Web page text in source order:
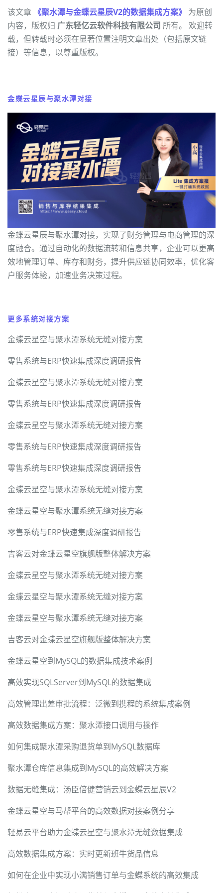
该文章 《聚水潭与金蝶云星辰V2的数据集成方案》 为原创
内容，版权归 广东轻亿云软件科技有限公司 所有。 欢迎转
载，但转载时必须在显著位置注明文章出处（包括原文链
接）等信息，以尊重版权。
金蝶云星辰与聚水潭对接
金蝶云星辰与聚水潭对接，实现了财务管理与电商管理的深
度融合。通过自动化的数据流转和信息共享，企业可以更高
效地管理订单、库存和财务，提升供应链协同效率，优化客
户服务体验，加速业务决策过程。
更多系统对接方案
金蝶云星空与聚水潭系统无缝对接方案
零售系统与ERP快速集成深度调研报告
金蝶云星空与聚水潭系统无缝对接方案
零售系统与ERP快速集成深度调研报告
金蝶云星空与聚水潭系统无缝对接方案
零售系统与ERP快速集成深度调研报告
零售系统与ERP快速集成深度调研报告
金蝶云星空与聚水潭系统无缝对接方案
金蝶云星空与聚水潭系统无缝对接方案
零售系统与ERP快速集成深度调研报告
吉客云对金蝶云星空旗舰版整体解决方案
金蝶云星空与聚水潭系统无缝对接方案
金蝶云星空与聚水潭系统无缝对接方案
金蝶云星空与聚水潭系统无缝对接方案
吉客云对金蝶云星空旗舰版整体解决方案
金蝶云星空到MySQL的数据集成技术案例
高效实现SQLServer到MySQL的数据集成
高效管理出差审批流程：泛微到携程的系统集成案例
高效数据集成方案：聚水潭接口调用与操作
如何集成聚水潭采购退货单到MySQL数据库
聚水潭仓库信息集成到MySQL的高效解决方案
数据无缝集成：汤臣倍健营销云到金蝶云星辰V2
金蝶云星空与马帮平台的高效数据对接案例分享
轻易云平台助力金蝶云星空与聚水潭无缝数据集成
高效数据集成方案：实时更新班牛货品信息
如何在企业中实现小满销售订单与金蝶系统的高效集成